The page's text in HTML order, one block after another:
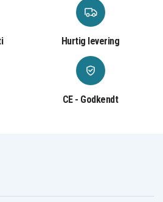
Hurtig levering
CE - Godkendt